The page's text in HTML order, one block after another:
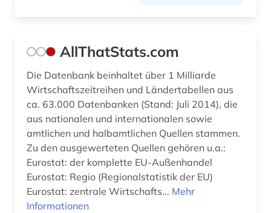
gebrauchsmusterrecht (2)
generative ki (1)
geomechanik (1)
geotechnik (1)
geothermie (1)
geowissenschaften (4)
AllThatStats.com
Die Datenbank beinhaltet über 1 Milliarde
Wirtschaftszeitreihen und Ländertabellen aus
ca. 63.000 Datenbanken (Stand: Juli 2014), die
aus nationalen und internationalen sowie
amtlichen und halbamtlichen Quellen stammen.
Zu den ausgewerteten Quellen gehören u.a.:
Eurostat: der komplette EU-Außenhandel
Eurostat: Regio (Regionalstatistik der EU)
Eurostat: zentrale Wirtschafts... Mehr
Informationen